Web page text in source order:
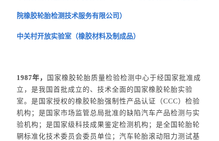
院橡胶轮胎检测技术服务有限公司）
中关村开放实验室（橡胶材料及制成品）
1987年，
国家橡胶轮胎质量检验检测中心于经国家批准成
立，是我国首批成立的、技术全面的国家橡胶轮胎实验
室。是国家授权的橡胶轮胎强制性产品认证（CCC）检验
机构；是国家市场监管总局批准的缺陷汽车产品检测与实
验机构；是国家级科技成果鉴定检测机构；是全国轮胎轮
辋标准化技术委员会委员单位；汽车轮胎滚动阻力测试基